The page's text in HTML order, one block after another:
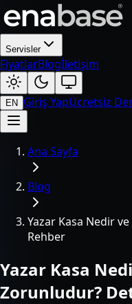
Servisler
FiyatlarBlogİletişim
EN Giriş YapÜcretsiz
Ana Sayfa
Blog
Yazar Kasa Nedir
Rehber
Yazar Kasa
Zorunludur?